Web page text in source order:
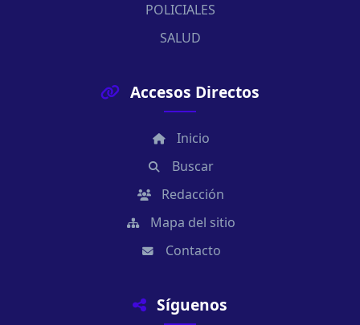
POLICIALES
SALUD
Accesos Directos
Inicio
Buscar
Redacción
Mapa del sitio
Contacto
Síguenos